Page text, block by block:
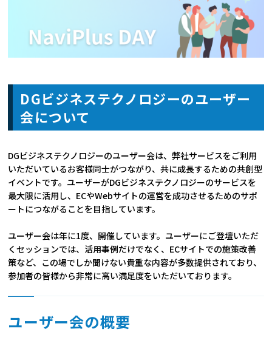
DGビジネステクノロジーのユーザー
会について
DGビジネステクノロジーのユーザー会は、弊社サービスをご利用
いただいているお客様同士がつながり、共に成長するための共創型
イベントです。ユーザーがDGビジネステクノロジーのサービスを
最大限に活用し、ECやWebサイトの運営を成功させるためのサポ
ートにつながることを目指しています。
ユーザー会は年に1度、開催しています。ユーザーにご登壇いただ
くセッションでは、活用事例だけでなく、ECサイトでの施策改善
策など、この場でしか聞けない貴重な内容が多数提供されており、
参加者の皆様から非常に高い満足度をいただいております。
ユーザー会の概要